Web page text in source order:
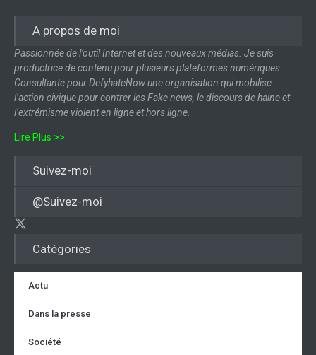
Catégories
Actu
Dans la presse
Société
A propos de moi
Passionnée de l’outil Internet et des nouveaux médias. Je suis
productrice de contenu pour plusieurs plateformes numériques.
Consultante pour DefyhateNow une organisation qui mobilise
l’action civique pour contrer les Fake news, le discours de haine et
l’extrémisme violent en ligne et hors ligne.
Lire Plus >>
Suivez-moi
@Suivez-moi